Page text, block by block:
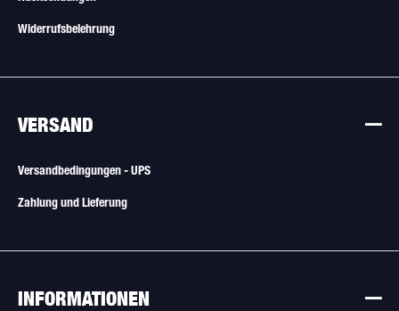
Widerrufsbelehrung
VERSAND
Versandbedingungen - UPS
Zahlung und Lieferung
INFORMATIONEN